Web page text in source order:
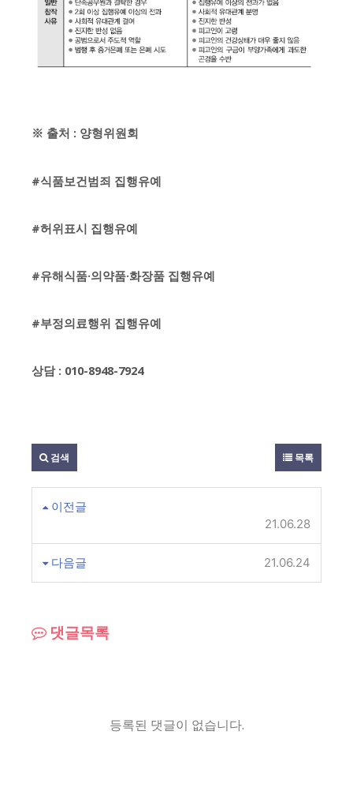
※ 출처 : 양형위원회
#식품보건범죄 집행유예
#허위표시 집행유예
#유해식품·의약품·화장품 집행유예
#부정의료행위 집행유예
상담 : 010-8948-7924
검색 목록
이전글
21.06.28
다음글 21.06.24
댓글목록
등록된 댓글이 없습니다.